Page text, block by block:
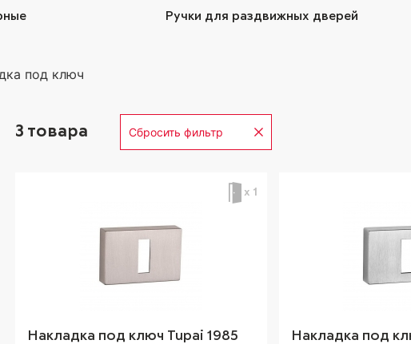
Ручки для раздвижных дверей
под ключ
3 товара Сбросить фильтр
х 1
Накладка под ключ Tupai 1985
Накладка под